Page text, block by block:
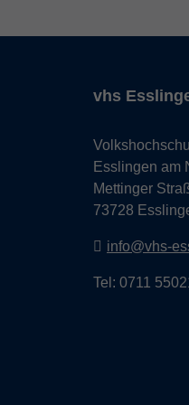
vhs
Esslingen am
Mettinger
73728
info@vhs-
Tel: 0711